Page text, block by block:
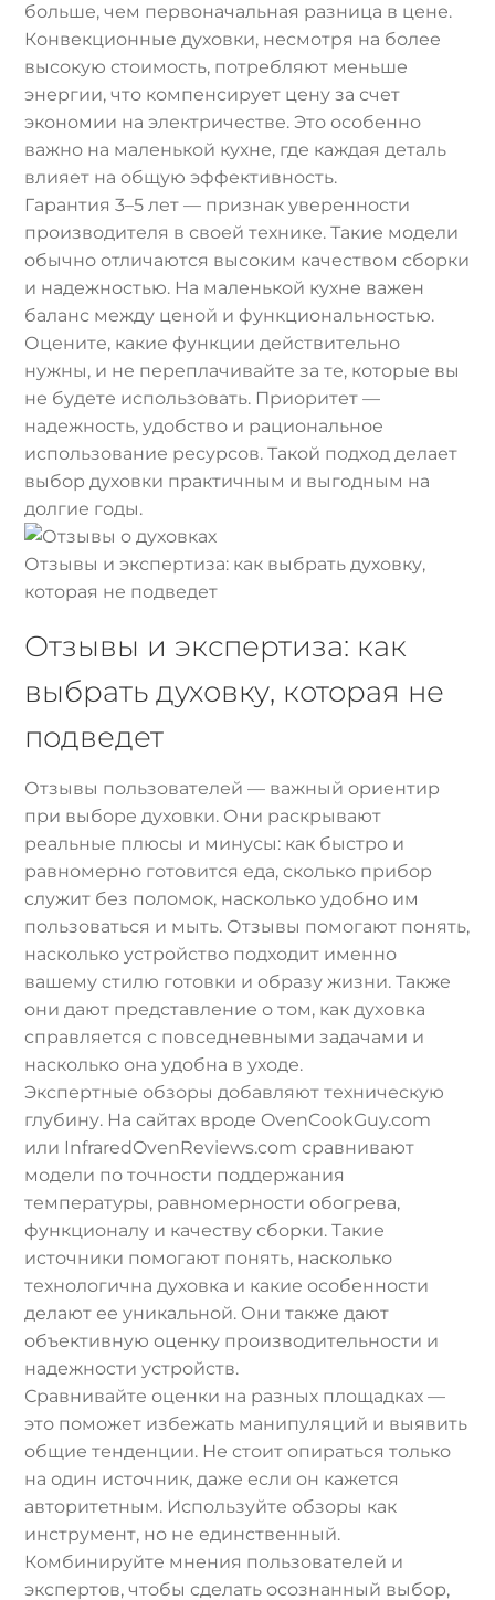
больше, чем первоначальная разница в цене.
Конвекционные духовки, несмотря на более
высокую стоимость, потребляют меньше
энергии, что компенсирует цену за счет
экономии на электричестве. Это особенно
важно на маленькой кухне, где каждая деталь
влияет на общую эффективность.
Гарантия 3–5 лет — признак уверенности
производителя в своей технике. Такие модели
обычно отличаются высоким качеством сборки
и надежностью. На маленькой кухне важен
баланс между ценой и функциональностью.
Оцените, какие функции действительно
нужны, и не переплачивайте за те, которые вы
не будете использовать. Приоритет —
надежность, удобство и рациональное
использование ресурсов. Такой подход делает
выбор духовки практичным и выгодным на
долгие годы.
Отзывы и экспертиза: как выбрать духовку,
которая не подведет
Отзывы и экспертиза: как
выбрать духовку, которая не
подведет
Отзывы пользователей — важный ориентир
при выборе духовки. Они раскрывают
реальные плюсы и минусы: как быстро и
равномерно готовится еда, сколько прибор
служит без поломок, насколько удобно им
пользоваться и мыть. Отзывы помогают понять,
насколько устройство подходит именно
вашему стилю готовки и образу жизни. Также
они дают представление о том, как духовка
справляется с повседневными задачами и
насколько она удобна в уходе.
Экспертные обзоры добавляют техническую
глубину. На сайтах вроде OvenCookGuy.com
или InfraredOvenReviews.com сравнивают
модели по точности поддержания
температуры, равномерности обогрева,
функционалу и качеству сборки. Такие
источники помогают понять, насколько
технологична духовка и какие особенности
делают ее уникальной. Они также дают
объективную оценку производительности и
надежности устройств.
Сравнивайте оценки на разных площадках —
это поможет избежать манипуляций и выявить
общие тенденции. Не стоит опираться только
на один источник, даже если он кажется
авторитетным. Используйте обзоры как
инструмент, но не единственный.
Комбинируйте мнения пользователей и
экспертов, чтобы сделать осознанный выбор,